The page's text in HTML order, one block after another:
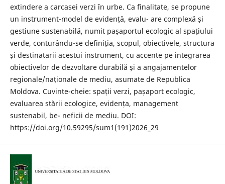
extindere a carcasei verzi în urbe. Ca finalitate, se propune
un instrument-model de evidență, evalu- are complexă și
gestiune sustenabilă, numit pașaportul ecologic al spațiului
verde, conturându-se definiția, scopul, obiectivele, structura
și destinatarii acestui instrument, cu accente pe integrarea
obiectivelor de dezvoltare durabilă și a angajamentelor
regionale/naționale de mediu, asumate de Republica
Moldova. Cuvinte-cheie: spații verzi, pașaport ecologic,
evaluarea stării ecologice, evidența, management
sustenabil, be- neficii de mediu. DOI:
https://doi.org/10.59295/sum1(191)2026_29